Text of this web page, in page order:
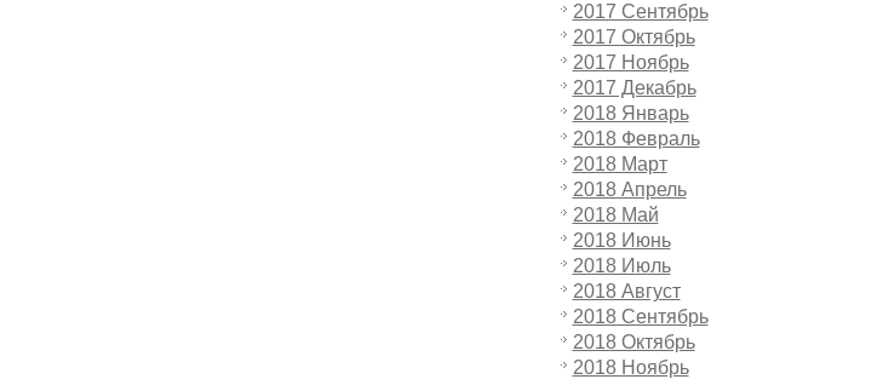
2017 Сентябрь
2017 Октябрь
2017 Ноябрь
2017 Декабрь
2018 Январь
2018 Февраль
2018 Март
2018 Апрель
2018 Май
2018 Июнь
2018 Июль
2018 Август
2018 Сентябрь
2018 Октябрь
2018 Ноябрь